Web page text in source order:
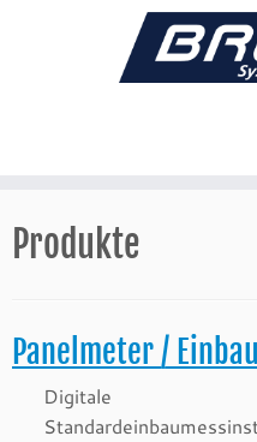
Inhalt
springen
Produkte
Panelmeter /
Digitale